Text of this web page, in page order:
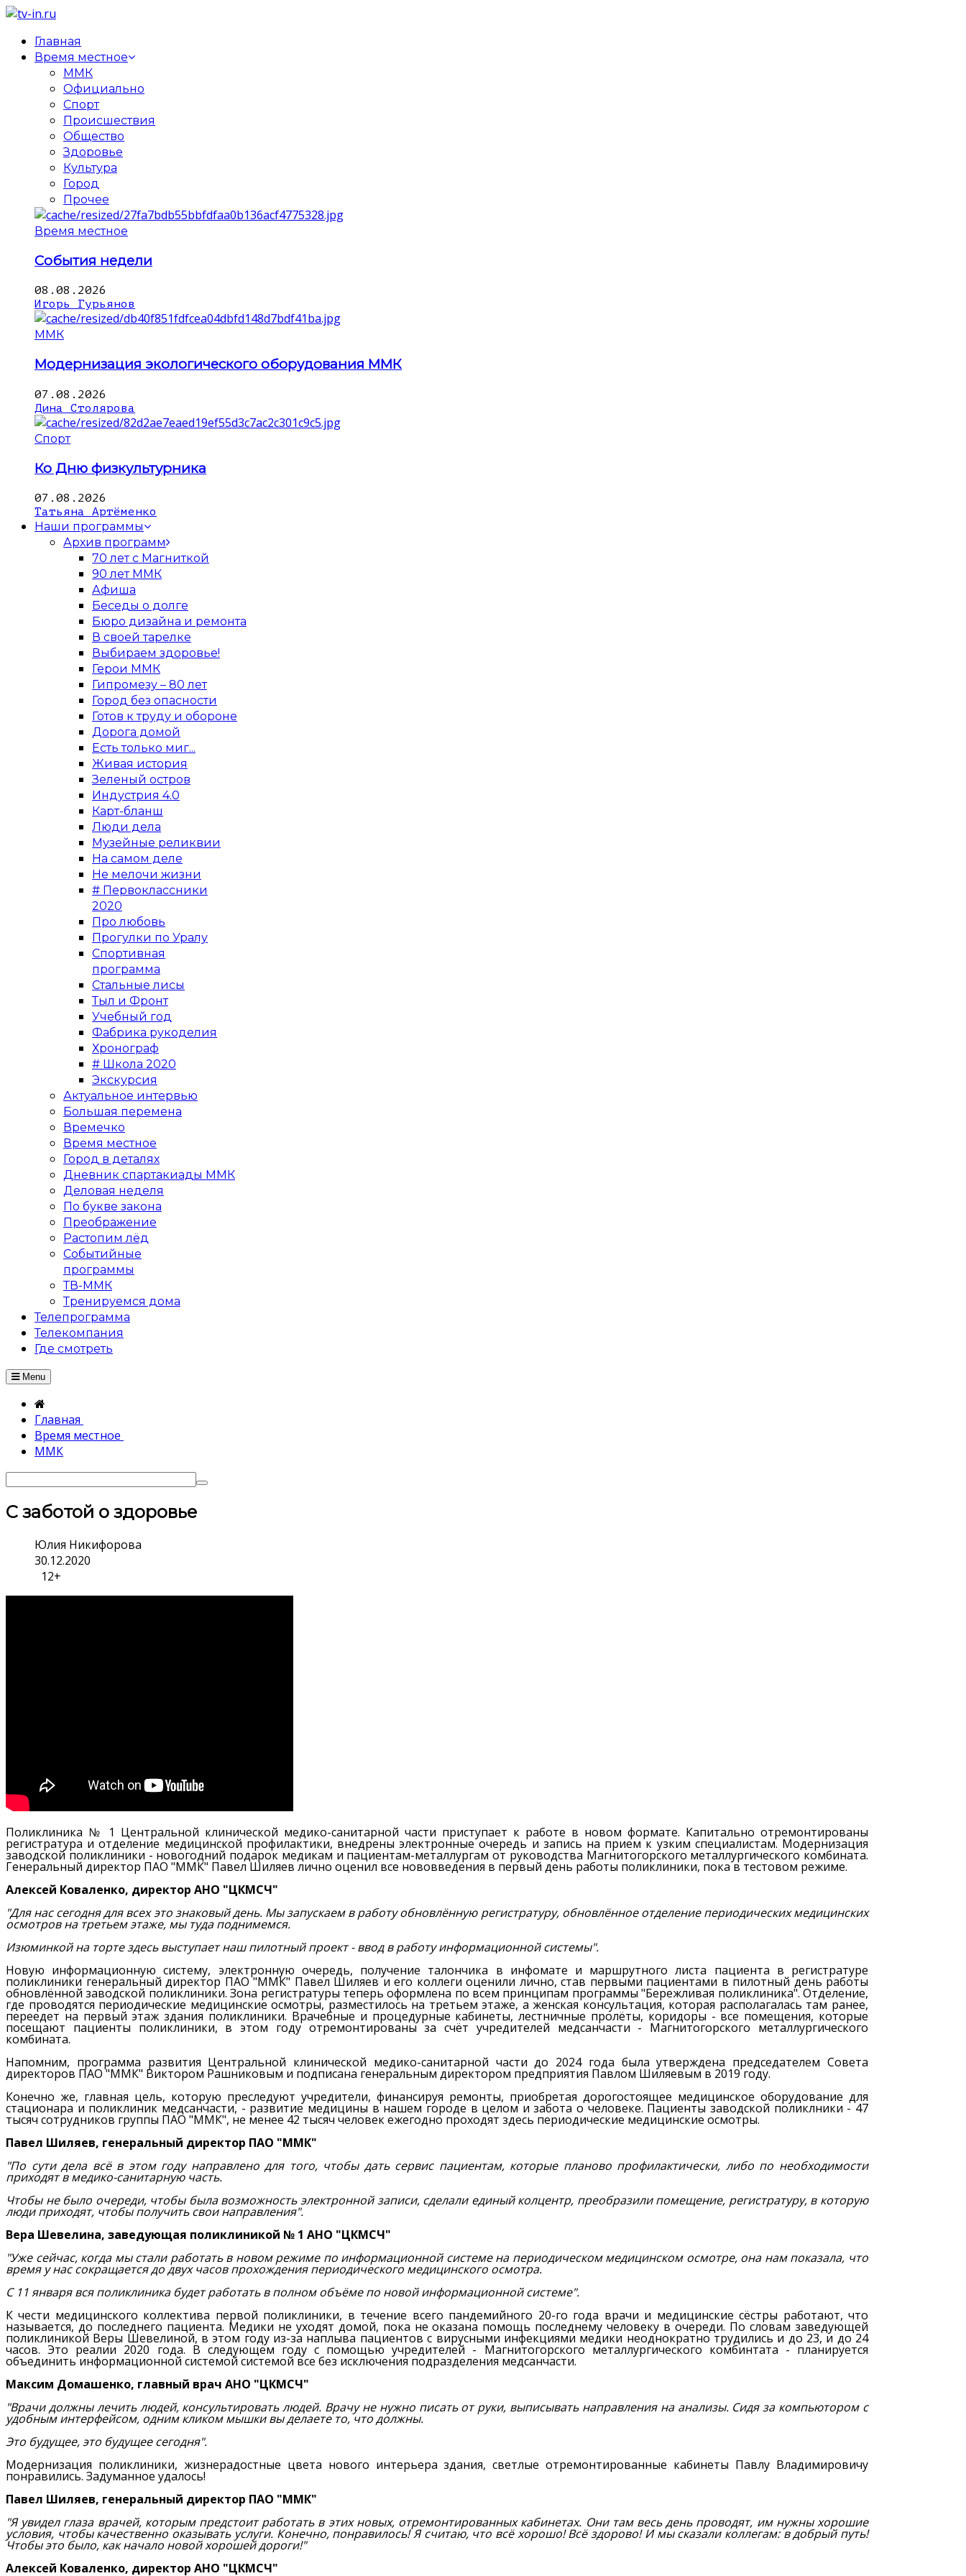
Главная
Время местное
ММК
Официально
Спорт
Происшествия
Общество
Здоровье
Культура
Город
Прочее
Время местное
События недели
08.08.2026
Игорь Гурьянов
ММК
Модернизация экологического оборудования ММК
07.08.2026
Дина Столярова
Спорт
Ко Дню физкультурника
07.08.2026
Татьяна Артёменко
Наши программы
Архив программ
70 лет с Магниткой
90 лет ММК
Афиша
Беседы о долге
Бюро дизайна и ремонта
В своей тарелке
Выбираем здоровье!
Герои ММК
Гипромезу – 80 лет
Город без опасности
Готов к труду и обороне
Дорога домой
Есть только миг...
Живая история
Зеленый остров
Индустрия 4.0
Карт-бланш
Люди дела
Музейные реликвии
На самом деле
Не мелочи жизни
# Первоклассники
2020
Про любовь
Прогулки по Уралу
Спортивная
программа
Стальные лисы
Тыл и Фронт
Учебный год
Фабрика рукоделия
Хронограф
# Школа 2020
Экскурсия
Актуальное интервью
Большая перемена
Времечко
Время местное
Город в деталях
Дневник спартакиады ММК
Деловая неделя
По букве закона
Преображение
Растопим лёд
Событийные
программы
ТВ-ММК
Тренируемся дома
Телепрограмма
Телекомпания
Где смотреть
Menu
Главная
Время местное
ММК
С заботой о здоровье
Юлия Никифорова
30.12.2020
12+
Поликлиника № 1 Центральной клинической медико-санитарной части приступает к работе в новом формате. Капитально отремонтированы
регистратура и отделение медицинской профилактики, внедрены электронные очередь и запись на прием к узким специалистам. Модернизация
заводской поликлиники - новогодний подарок медикам и пациентам-металлургам от руководства Магнитогорского металлургического комбината.
Генеральный директор ПАО "ММК" Павел Шиляев лично оценил все нововведения в первый день работы поликлиники, пока в тестовом режиме.
Алексей Коваленко, директор АНО "ЦКМСЧ"
"Для нас сегодня для всех это знаковый день. Мы запускаем в работу обновлённую регистратуру, обновлённое отделение периодических медицинских
осмотров на третьем этаже, мы туда поднимемся.
Изюминкой на торте здесь выступает наш пилотный проект - ввод в работу информационной системы".
Новую информационную систему, электронную очередь, получение талончика в инфомате и маршрутного листа пациента в регистратуре
поликлиники генеральный директор ПАО "ММК" Павел Шиляев и его коллеги оценили лично, став первыми пациентами в пилотный день работы
обновлённой заводской поликлиники. Зона регистратуры теперь оформлена по всем принципам программы "Бережливая поликлиника". Отделение,
где проводятся периодические медицинские осмотры, разместилось на третьем этаже, а женская консультация, которая располагалась там ранее,
переедет на первый этаж здания поликлиники. Врачебные и процедурные кабинеты, лестничные пролёты, коридоры - все помещения, которые
посещают пациенты поликлиники, в этом году отремонтированы за счёт учредителей медсанчасти - Магнитогорского металлургического
комбината.
Напомним, программа развития Центральной клинической медико-санитарной части до 2024 года была утверждена председателем Совета
директоров ПАО "ММК" Виктором Рашниковым и подписана генеральным директором предприятия Павлом Шиляевым в 2019 году.
Конечно же, главная цель, которую преследуют учредители, финансируя ремонты, приобретая дорогостоящее медицинское оборудование для
стационара и поликлиник медсанчасти, - развитие медицины в нашем городе в целом и забота о человеке. Пациенты заводской поликлники - 47
тысяч сотрудников группы ПАО "ММК", не менее 42 тысяч человек ежегодно проходят здесь периодические медицинские осмотры.
Павел Шиляев, генеральный директор ПАО "ММК"
"По сути дела всё в этом году направлено для того, чтобы дать сервис пациентам, которые планово профилактически, либо по необходимости
приходят в медико-санитарную часть.
Чтобы не было очереди, чтобы была возможность электронной записи, сделали единый колцентр, преобразили помещение, регистратуру, в которую
люди приходят, чтобы получить свои направления".
Вера Шевелина, заведующая поликлиникой № 1 АНО "ЦКМСЧ"
"Уже сейчас, когда мы стали работать в новом режиме по информационной системе на периодическом медицинском осмотре, она нам показала, что
время у нас сокращается до двух часов прохождения периодического медицинского осмотра.
С 11 января вся поликлиника будет работать в полном объёме по новой информационной системе".
К чести медицинского коллектива первой поликлиники, в течение всего пандемийного 20-го года врачи и медицинские сёстры работают, что
называется, до последнего пациента. Медики не уходят домой, пока не оказана помощь последнему человеку в очереди. По словам заведующей
поликлиникой Веры Шевелиной, в этом году из-за наплыва пациентов с вирусными инфекциями медики неоднократно трудились и до 23, и до 24
часов. Это реалии 2020 года. В следующем году с помощью учредителей - Магнитогорского металлургического комбинтата - планируется
объединить информационной системой системой все без исключения подразделения медсанчасти.
Максим Домашенко, главный врач АНО "ЦКМСЧ"
"Врачи должны лечить людей, консультировать людей. Врачу не нужно писать от руки, выписывать направления на анализы. Сидя за компьютором с
удобным интерфейсом, одним кликом мышки вы делаете то, что должны.
Это будущее, это будущее сегодня".
Модернизация поликлиники, жизнерадостные цвета нового интерьера здания, светлые отремонтированные кабинеты Павлу Владимировичу
понравились. Задуманное удалось!
Павел Шиляев, генеральный директор ПАО "ММК"
"Я увидел глаза врачей, которым предстоит работать в этих новых, отремонтированных кабинетах. Они там весь день проводят, им нужны хорошие
условия, чтобы качественно оказывать услуги. Конечно, понравилось! Я считаю, что всё хорошо! Всё здорово! И мы сказали коллегам: в добрый путь!
Чтобы это было, как начало новой хорошей дороги!"
Алексей Коваленко, директор АНО "ЦКМСЧ"